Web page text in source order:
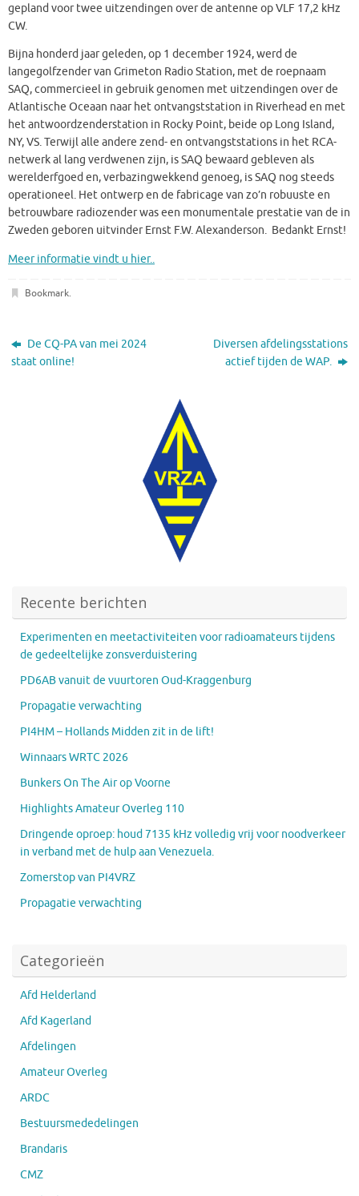
gepland voor twee uitzendingen over de antenne op VLF 17,2 kHz
CW.
Bijna honderd jaar geleden, op 1 december 1924, werd de
langegolfzender van Grimeton Radio Station, met de roepnaam
SAQ, commercieel in gebruik genomen met uitzendingen over de
Atlantische Oceaan naar het ontvangststation in Riverhead en met
het antwoordzenderstation in Rocky Point, beide op Long Island,
NY, VS. Terwijl alle andere zend- en ontvangststations in het RCA-
netwerk al lang verdwenen zijn, is SAQ bewaard gebleven als
werelderfgoed en, verbazingwekkend genoeg, is SAQ nog steeds
operationeel. Het ontwerp en de fabricage van zo’n robuuste en
betrouwbare radiozender was een monumentale prestatie van de in
Zweden geboren uitvinder Ernst F.W. Alexanderson. Bedankt Ernst!
Meer informatie vindt u hier..
Bookmark.
De CQ-PA van mei 2024
staat online!
Diversen afdelingsstations
actief tijden de WAP.
Recente berichten
Experimenten en meetactiviteiten voor radioamateurs tijdens
de gedeeltelijke zonsverduistering
PD6AB vanuit de vuurtoren Oud-Kraggenburg
Propagatie verwachting
PI4HM – Hollands Midden zit in de lift!
Winnaars WRTC 2026
Bunkers On The Air op Voorne
Highlights Amateur Overleg 110
Dringende oproep: houd 7135 kHz volledig vrij voor noodverkeer
in verband met de hulp aan Venezuela.
Zomerstop van PI4VRZ
Propagatie verwachting
Categorieën
Afd Helderland
Afd Kagerland
Afdelingen
Amateur Overleg
ARDC
Bestuursmededelingen
Brandaris
CMZ